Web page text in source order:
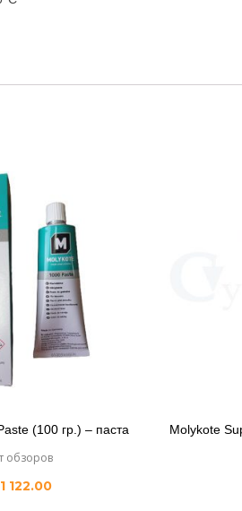
(100 гр.) – паста
обзоров
122.00
Molykote